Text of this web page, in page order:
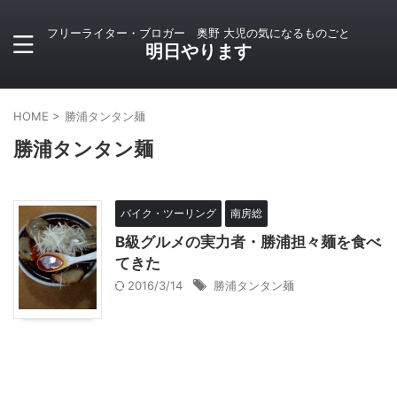
フリーライター・ブロガー 奥野 大児の気になるものごと
明日やります
HOME > 勝浦タンタン麺
勝浦タンタン麺
バイク・ツーリング 南房総
B級グルメの実力者・勝浦担々麺を食べ
てきた
2016/3/14 勝浦タンタン麺